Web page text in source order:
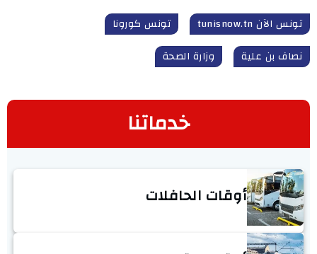
تونس الآن tunisnow.tn
تونس كورونا
نصاف بن علية
وزارة الصحة
خدماتنا
أوقات الحافلات